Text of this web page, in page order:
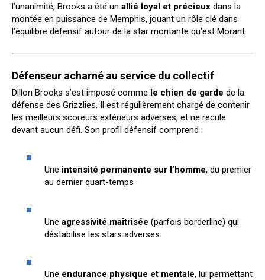
l’unanimité, Brooks a été un allié loyal et précieux dans la
montée en puissance de Memphis, jouant un rôle clé dans
l’équilibre défensif autour de la star montante qu’est Morant.
Défenseur acharné au service du collectif
Dillon Brooks s’est imposé comme le chien de garde de la
défense des Grizzlies. Il est régulièrement chargé de contenir
les meilleurs scoreurs extérieurs adverses, et ne recule
devant aucun défi. Son profil défensif comprend :
Une intensité permanente sur l’homme, du premier
au dernier quart-temps
Une agressivité maîtrisée (parfois borderline) qui
déstabilise les stars adverses
Une endurance physique et mentale, lui permettant